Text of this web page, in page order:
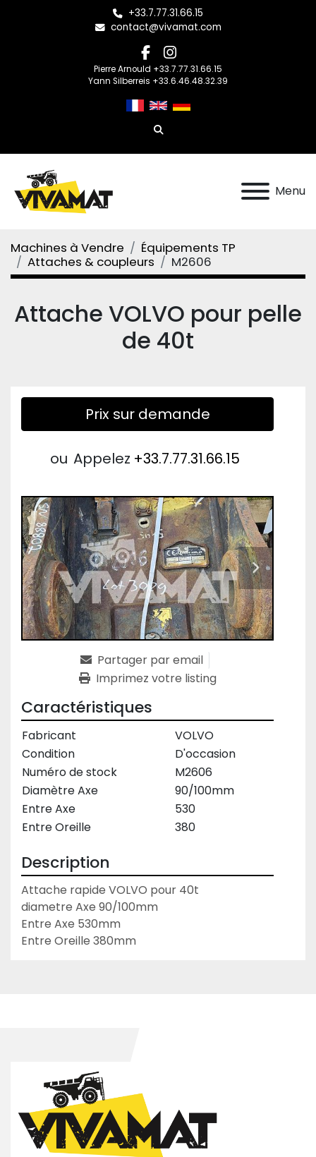
+33.7.77.31.66.15
contact@vivamat.com
facebook
instagram
Pierre Arnould +33.7.77.31.66.15
Yann Silberreis +33.6.46.48.32.39
Rechercher
Menu
Machines à Vendre
Équipements TP
Attaches & coupleurs
M2606
Attache VOLVO pour pelle
de 40t
Prix sur demande
ou Appelez +33.7.77.31.66.15
Partager par email
Imprimez votre listing
Caractéristiques
Fabricant
VOLVO
Condition
D'occasion
Numéro de stock
M2606
Diamètre Axe
90/100mm
Entre Axe
530
Entre Oreille
380
Description
Attache rapide VOLVO pour 40t
diametre Axe 90/100mm
Entre Axe 530mm
Entre Oreille 380mm